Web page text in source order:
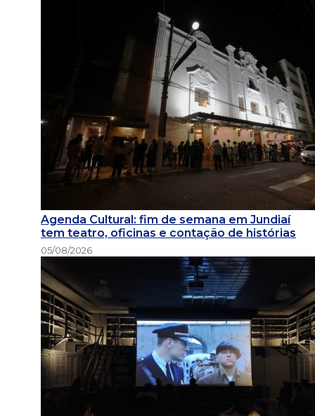
Agenda Cultural: fim de semana em Jundiaí
tem teatro, oficinas e contação de histórias
05/08/2026